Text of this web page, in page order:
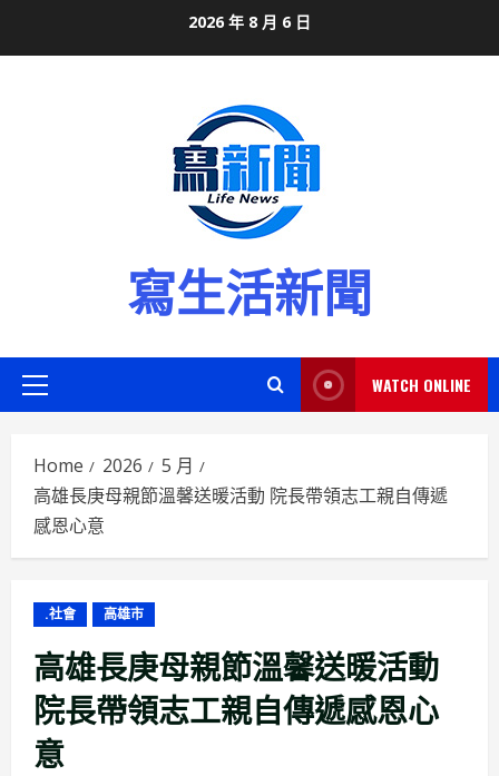
2026 年 8 月 6 日
寫生活新聞
Primary
WATCH ONLINE
Home 2026
5 月
高雄長庚母親節溫馨送暖活動 院長帶領志工親自傳遞
感恩心意
.社會 高雄市
高雄長庚母親節溫馨送暖活動
院長帶領志工親自傳遞感恩心
意